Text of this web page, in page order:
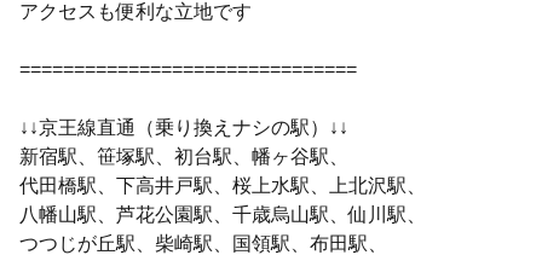
アクセスも便利な立地です
===============================
↓↓京王線直通（乗り換えナシの駅）↓↓
新宿駅、笹塚駅、初台駅、幡ヶ谷駅、
代田橋駅、下高井戸駅、桜上水駅、上北沢駅、
八幡山駅、芦花公園駅、千歳烏山駅、仙川駅、
つつじが丘駅、柴崎駅、国領駅、布田駅、